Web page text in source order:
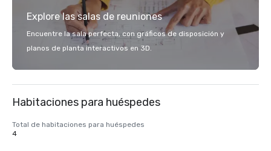
Explore las salas de reuniones
Encuentre la sala perfecta, con gráficos de disposición y
planos de planta interactivos en 3D.
Habitaciones para huéspedes
Total de habitaciones para huéspedes
4